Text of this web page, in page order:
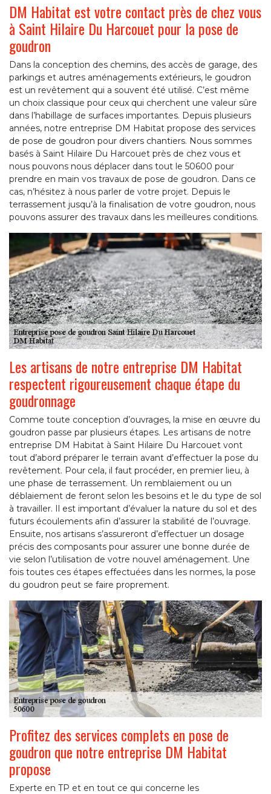
DM Habitat est votre contact près de chez vous
à Saint Hilaire Du Harcouet pour la pose de
goudron
Dans la conception des chemins, des accès de garage, des
parkings et autres aménagements extérieurs, le goudron
est un revêtement qui a souvent été utilisé. C’est même
un choix classique pour ceux qui cherchent une valeur sûre
dans l’habillage de surfaces importantes. Depuis plusieurs
années, notre entreprise DM Habitat propose des services
de pose de goudron pour divers chantiers. Nous sommes
basés à Saint Hilaire Du Harcouet près de chez vous et
nous pouvons nous déplacer dans tout le 50600 pour
prendre en main vos travaux de pose de goudron. Dans ce
cas, n’hésitez à nous parler de votre projet. Depuis le
terrassement jusqu’à la finalisation de votre goudron, nous
pouvons assurer des travaux dans les meilleures conditions.
Les artisans de notre entreprise DM Habitat
respectent rigoureusement chaque étape du
goudronnage
Comme toute conception d’ouvrages, la mise en œuvre du
goudron passe par plusieurs étapes. Les artisans de notre
entreprise DM Habitat à Saint Hilaire Du Harcouet vont
tout d’abord préparer le terrain avant d’effectuer la pose du
revêtement. Pour cela, il faut procéder, en premier lieu, à
une phase de terrassement. Un remblaiement ou un
déblaiement de feront selon les besoins et le du type de sol
à travailler. Il est important d’évaluer la nature du sol et des
futurs écoulements afin d’assurer la stabilité de l’ouvrage.
Ensuite, nos artisans s’assureront d’effectuer un dosage
précis des composants pour assurer une bonne durée de
vie selon l’utilisation de votre nouvel aménagement. Une
fois toutes ces étapes effectuées dans les normes, la pose
du goudron peut se faire proprement.
Profitez des services complets en pose de
goudron que notre entreprise DM Habitat
propose
Experte en TP et en tout ce qui concerne les